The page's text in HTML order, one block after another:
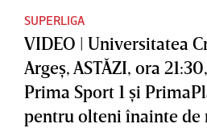
SUPERLIGA
VIDEO | Universitatea
Argeş, ASTĂZI, ora
Prima Sport 1 şi
pentru olteni înainte de